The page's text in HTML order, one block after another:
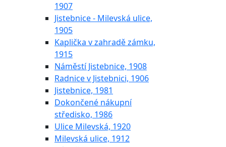
1907
Jistebnice - Milevská ulice,
1905
Kaplička v zahradě zámku,
1915
Náměstí Jistebnice, 1908
Radnice v Jistebnici, 1906
Jistebnice, 1981
Dokončené nákupní
středisko, 1986
Ulice Milevská, 1920
Milevská ulice, 1912